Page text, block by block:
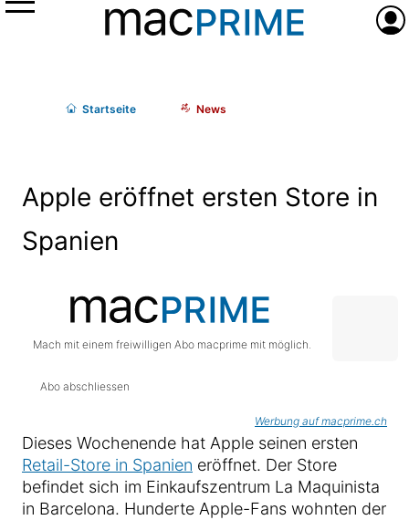
Menü
Startseite News
Apple eröffnet ersten Store in
Spanien
Mach mit einem freiwilligen Abo macprime mit möglich.
Abo abschliessen
Werbung auf macprime.ch
Dieses Wochenende hat Apple seinen ersten
Retail-Store in Spanien eröffnet. Der Store
befindet sich im Einkaufszentrum La Maquinista
in Barcelona. Hunderte Apple-Fans wohnten der